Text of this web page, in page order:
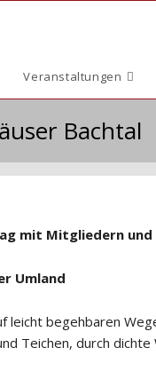
Veranstaltungen
Bachtal
mit Mitgliedern und
Umland
leicht begehbaren
Teichen, durch